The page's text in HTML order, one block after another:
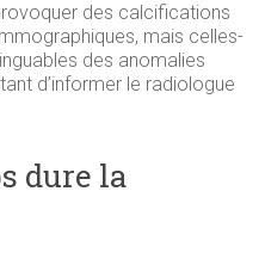
des calcifications
mais celles-
des anomalies
d’informer le radiologue
dure la